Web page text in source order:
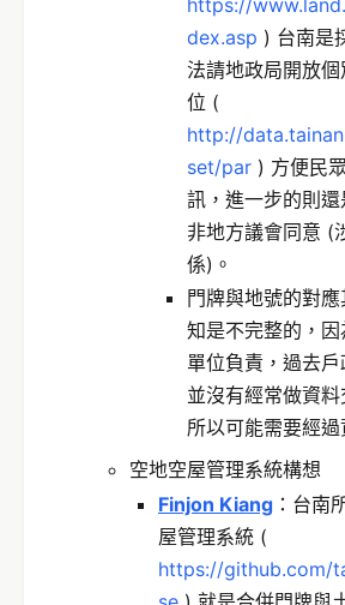
dex.asp ) 台南是
法請地政局開放
位 (
http://
set/par ) 方便民
訊，進一步的則
非地方議會同意 (
係)。
門牌與地號的對
知是不完整的，
單位負責，過去
並沒有經常做資料
所以可能需要經過
空地空屋管理系統構想
Finjon Kiang ：台南
屋管理系統 (
https://github.com/